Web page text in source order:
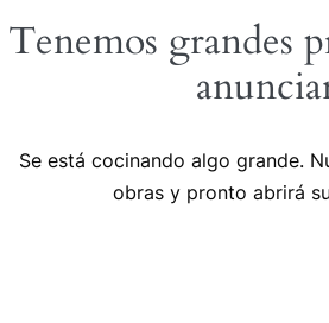
Tenemos grandes
Se está cocinando algo grande.
obras y pronto abrirá